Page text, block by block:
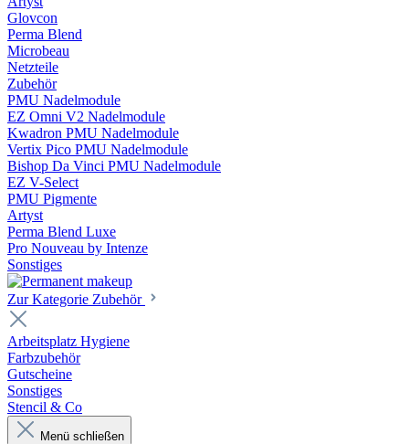
Glovcon
Perma Blend
Microbeau
Netzteile
Zubehör
PMU Nadelmodule
EZ Omni V2 Nadelmodule
Kwadron PMU Nadelmodule
Vertix Pico PMU Nadelmodule
Bishop Da Vinci PMU Nadelmodule
EZ V-Select
PMU Pigmente
Artyst
Perma Blend Luxe
Pro Nouveau by Intenze
Sonstiges
Zur Kategorie Zubehör
Arbeitsplatz Hygiene
Farbzubehör
Gutscheine
Sonstiges
Stencil & Co
Menü schließen